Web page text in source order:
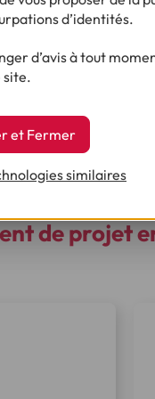
la durée et
au moment de la
de votre
de projet
d’identités.
d’avis à tout
site.
et Fermer
similaires